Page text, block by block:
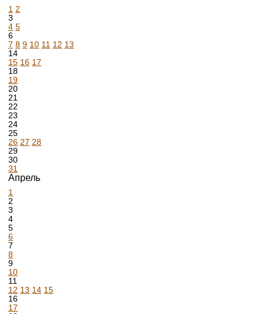
1 2
3
4 5
6
7 8 9 10 11 12 13
14
15 16 17
18
19
20
21
22
23
24
25
26 27 28
29
30
31
Апрель
1
2
3
4
5
6
7
8
9
10
11
12 13 14 15
16
17